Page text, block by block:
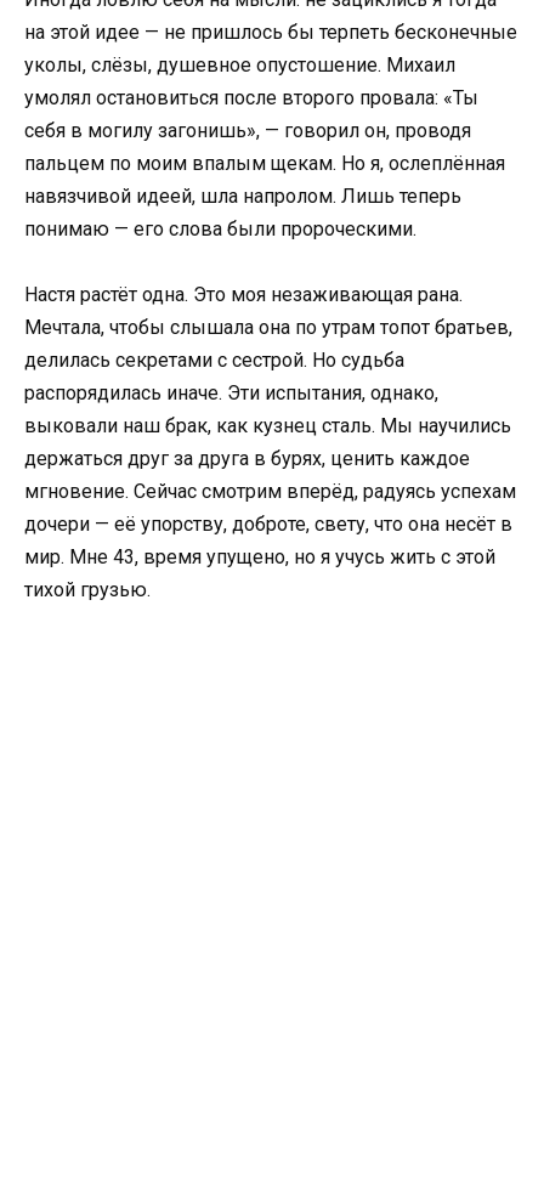
на этой идее — не пришлось бы терпеть бесконечные
уколы, слёзы, душевное опустошение. Михаил
умолял остановиться после второго провала: «Ты
себя в могилу загонишь», — говорил он, проводя
пальцем по моим впалым щекам. Но я, ослеплённая
навязчивой идеей, шла напролом. Лишь теперь
понимаю — его слова были пророческими.
Настя растёт одна. Это моя незаживающая рана.
Мечтала, чтобы слышала она по утрам топот братьев,
делилась секретами с сестрой. Но судьба
распорядилась иначе. Эти испытания, однако,
выковали наш брак, как кузнец сталь. Мы научились
держаться друг за друга в бурях, ценить каждое
мгновение. Сейчас смотрим вперёд, радуясь успехам
дочери — её упорству, доброте, свету, что она несёт в
мир. Мне 43, время упущено, но я учусь жить с этой
тихой грузью.